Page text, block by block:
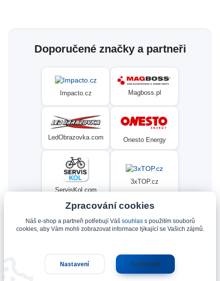
Doporučené značky a partneři
Impacto.cz Magboss.pl
LedObrazovka.com Onesto Energy
ServisKol.com
3xTOP.cz
Condat Ninex.cz
Zpracování cookies
Náš e-shop a partneři potřebují Váš souhlass použitím souborů
cookies, aby Vám mohli zobrazovat informace týkající se Vašich zájmů.
Nastavení Souhlasím